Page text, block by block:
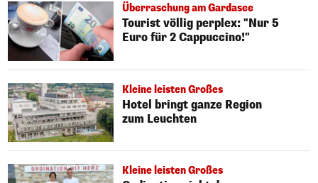
Überraschung am Gardasee
Tourist völlig perplex: "Nur 5
Euro für 2 Cappuccino!"
Kleine leisten Großes
Hotel bringt ganze Region
zum Leuchten
Kleine leisten Großes